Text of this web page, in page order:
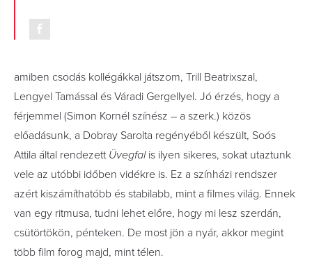
amiben csodás kollégákkal játszom, Trill ­Beatrixszal,
Lengyel Tamással és Váradi­ Gergellyel. Jó érzés, hogy a
férjemmel (Simon Kornél színész – a szerk.) közös
előadásunk, a Dobray Sarolta­ regényéből készült, Soós
Attila által rendezett Üvegfalis ilyen sikeres, sokat utaztunk
vele az utóbbi időben vidékre is. Ez a színházi rendszer
azért kiszámíthatóbb és stabilabb, mint a filmes világ. Ennek
van egy ritmusa, tudni lehet előre, hogy mi lesz szerdán,
csütörtökön, pénteken. De most jön a nyár, akkor megint
több film forog majd, mint télen.